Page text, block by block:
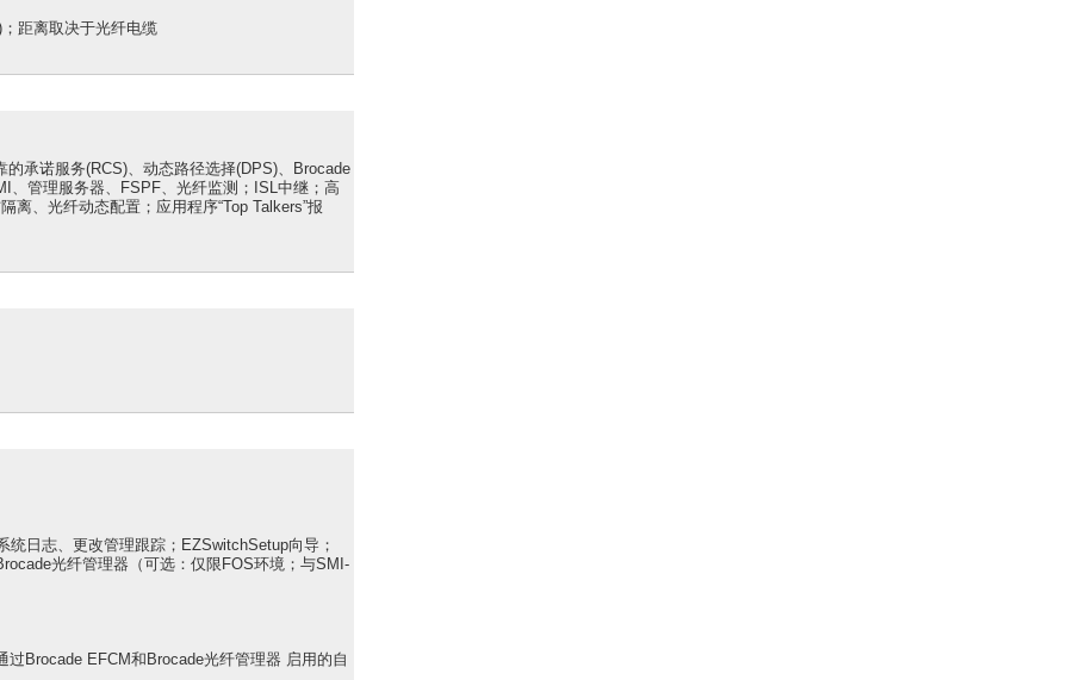
距离取决于光纤电缆
承诺服务(RCS)、动态路径选择(DPS)、Brocade
、管理服务器、FSPF、光纤监测；ISL中继；高
离、光纤动态配置；应用程序“Top Talkers”报
日志、更改管理跟踪；EZSwitchSetup向导；
光纤管理器（可选：仅限FOS环境；与SMI-
Brocade EFCM和Brocade光纤管理器 启用的自